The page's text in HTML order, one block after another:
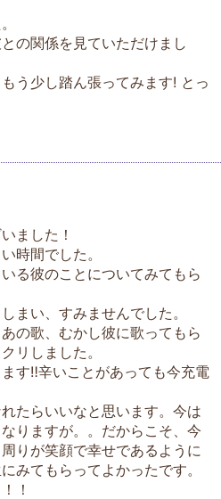
の関係を見ていただけまし
う少し踏ん張ってみます! とっ
ました！
時間でした。
る彼のことについてみてもら
まい、すみませんでした。
の歌、むかし彼に歌ってもら
リしました。
す‼辛いことがあっても今充電
たらいいなと思います。今は
りますが。。だからこそ、今
りが笑顔で幸せであるように
みてもらってよかったです。
！